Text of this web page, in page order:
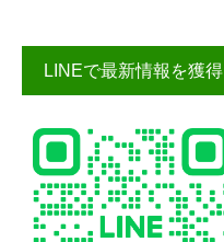
LINEで最新情報を獲得